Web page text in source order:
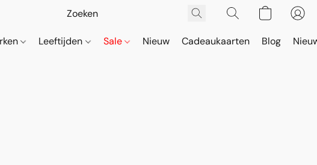
Leeftijden Sale Nieuw Cadeaukaarten Blog